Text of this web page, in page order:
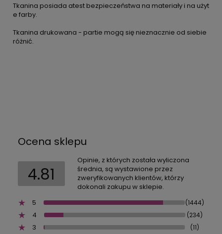
Tkanina posiada atest bezpieczeństwa na materiały i na użyt
e farby.
Tkanina drukowana - partie mogą się nieznacznie od siebie
różnić.
Ocena sklepu
4.81
Opinie, z których została wyliczona
średnia, są wystawione przez
zweryfikowanych klientów, którzy
dokonali zakupu w sklepie.
5
(1444)
4 (234)
3 (11)